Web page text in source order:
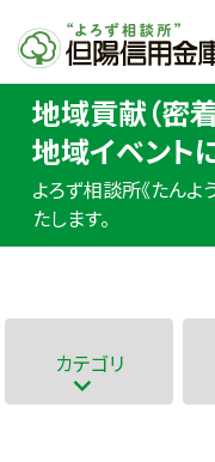
地域貢献（密
地域イベント
よろず相談所《たんよ
たします。
カテゴリ